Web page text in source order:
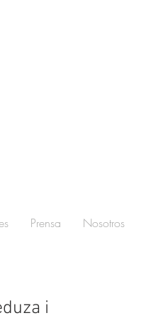
Prensa Nosotros
i